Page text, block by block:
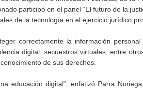
participó en el panel “El futuro de la
de la tecnología en el ejercicio jurídico
correctamente la información
digital, secuestros virtuales, entre
de sus derechos.
educación digital”, enfatizó Parra